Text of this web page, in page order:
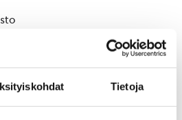
Tietoja
varajäsenten kutsuminen
päätösvaltaisuuden